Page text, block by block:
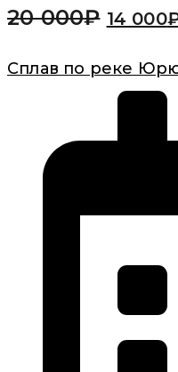
20 000₽ 14 000
Сплав по реке